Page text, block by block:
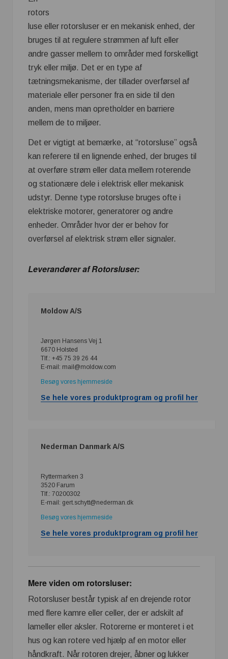
rotors
luse eller rotorsluser er en mekanisk enhed, der
bruges til at regulere strømmen af luft eller
andre gasser mellem to områder med forskelligt
tryk eller miljø. Det er en type af
tætningsmekanisme, der tillader overførsel af
materiale eller personer fra en side til den
anden, mens man opretholder en barriere
mellem de to miljøer.
Det er vigtigt at bemærke, at “rotorsluse” også
kan referere til en lignende enhed, der bruges til
at overføre strøm eller data mellem roterende
og stationære dele i elektrisk eller mekanisk
udstyr. Denne type rotorsluse bruges ofte i
elektriske motorer, generatorer og andre
enheder. Områder hvor der er behov for
overførsel af elektrisk strøm eller signaler.
Leverandører af Rotorsluser:
Moldow A/S
Jørgen Hansens Vej 1
6670 Holsted
Tlf.: +45 75 39 26 44
E-mail: mail@moldow.com
Besøg vores hjemmeside
Se hele vores produktprogram og profil her
Nederman Danmark A/S
Ryttermarken 3
3520 Farum
Tlf.: 70200302
E-mail: gert.schytt@nederman.dk
Besøg vores hjemmeside
Se hele vores produktprogram og profil her
Mere viden om rotorsluser:
Rotorsluser består typisk af en drejende rotor
med flere kamre eller celler, der er adskilt af
lameller eller aksler. Rotorerne er monteret i et
hus og kan rotere ved hjælp af en motor eller
håndkraft. Når rotoren drejer, åbner og lukker